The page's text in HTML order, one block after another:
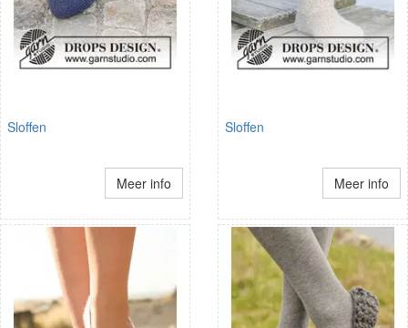
Sloffen
Meer info
Sloffen
Meer info